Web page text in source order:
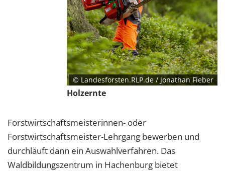
© Landesforsten.RLP.de / Jonathan Fieber
Holzernte
Forstwirtschaftsmeisterinnen- oder
Forstwirtschaftsmeister-Lehrgang bewerben und
durchläuft dann ein Auswahlverfahren. Das
Waldbildungszentrum in Hachenburg bietet